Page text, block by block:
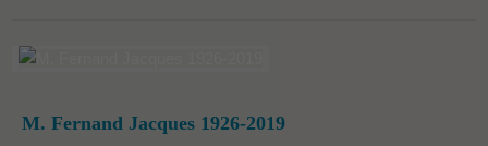
M. Fernand Jacques 1926-2019